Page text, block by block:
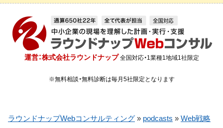
運営：株式会社ラウンドナップ 全国対応・1業種1地域1社限定
※無料相談・無料診断は毎月5社限定となります
ラウンドナップWebコンサルティング » podcasts » Web戦略